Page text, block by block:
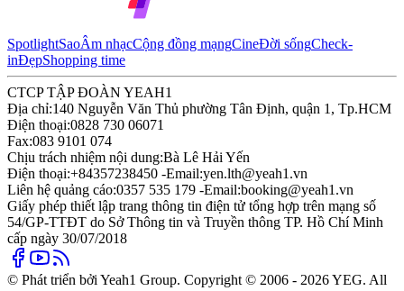
SpotlightSaoÂm nhạcCộng đồng mạngCineĐời sốngCheck-
inĐẹpShopping time
CTCP TẬP ĐOÀN YEAH1
Địa chỉ:140 Nguyễn Văn Thủ phường Tân Định, quận 1, Tp.HCM
Điện thoại:0828 730 06071
Fax:083 9101 074
Chịu trách nhiệm nội dung:Bà Lê Hải Yến
Điện thoại:+84357238450 -Email:yen.lth@yeah1.vn
Liên hệ quảng cáo:0357 535 179 -Email:booking@yeah1.vn
Giấy phép thiết lập trang thông tin điện tử tổng hợp trên mạng số
54/GP-TTĐT do Sở Thông tin và Truyền thông TP. Hồ Chí Minh
cấp ngày 30/07/2018
© Phát triển bởi Yeah1 Group. Copyright © 2006 - 2026 YEG. All